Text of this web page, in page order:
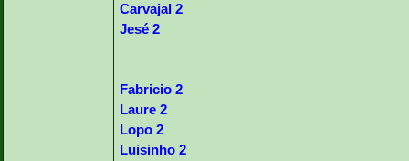
Carvajal 2
Jesé 2
Fabricio 2
Laure 2
Lopo 2
Luisinho 2